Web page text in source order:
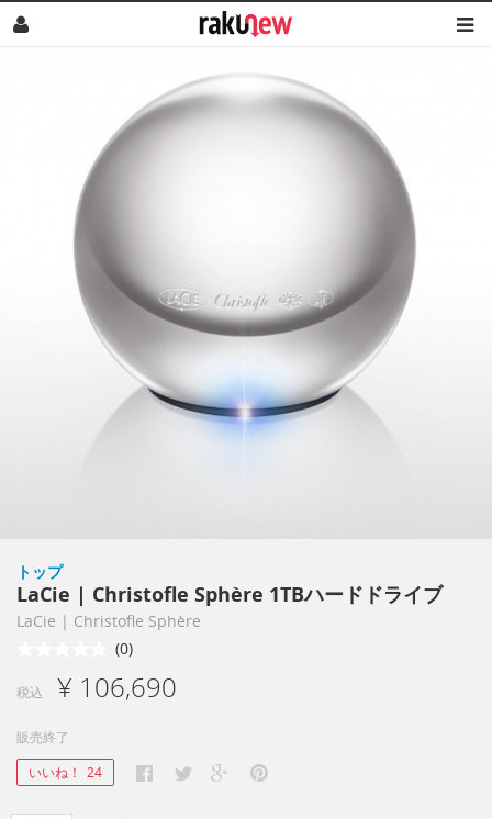
トップ
LaCie | Christofle Sphère 1TBハードドライブ
LaCie | Christofle Sphère
(0)
税込 ¥ 106,690
販売終了
いいね！ 24